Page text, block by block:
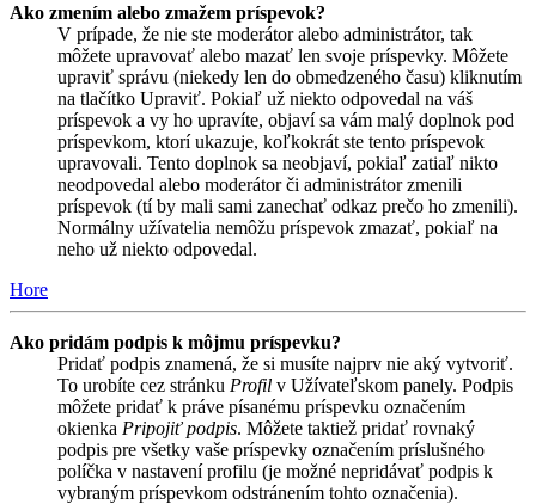
Ako zmením alebo zmažem príspevok?
V prípade, že nie ste moderátor alebo administrátor, tak
môžete upravovať alebo mazať len svoje príspevky. Môžete
upraviť správu (niekedy len do obmedzeného času) kliknutím
na tlačítko Upraviť. Pokiaľ už niekto odpovedal na váš
príspevok a vy ho upravíte, objaví sa vám malý doplnok pod
príspevkom, ktorí ukazuje, koľkokrát ste tento príspevok
upravovali. Tento doplnok sa neobjaví, pokiaľ zatiaľ nikto
neodpovedal alebo moderátor či administrátor zmenili
príspevok (tí by mali sami zanechať odkaz prečo ho zmenili).
Normálny užívatelia nemôžu príspevok zmazať, pokiaľ na
neho už niekto odpovedal.
Hore
Ako pridám podpis k môjmu príspevku?
Pridať podpis znamená, že si musíte najprv nie aký vytvoriť.
To urobíte cez stránku Profil v Užívateľskom panely. Podpis
môžete pridať k práve písanému príspevku označením
okienka Pripojiť podpis. Môžete taktiež pridať rovnaký
podpis pre všetky vaše príspevky označením príslušného
políčka v nastavení profilu (je možné nepridávať podpis k
vybraným príspevkom odstránením tohto označenia).